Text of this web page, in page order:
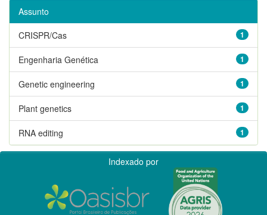
Assunto
1
CRISPR/Cas
1
Engenharia Genética
1
Genetic engineering
1
Plant genetics
1
RNA editing
Indexado por